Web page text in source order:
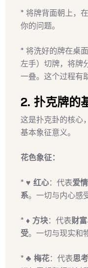
* 将牌背面朝上，
你的问题。
* 将洗好的牌在桌
左手）切牌，将牌
一叠。这个过程有
2. 扑克牌的
这是扑克卦的核心
基本象征意义。
花色象征：
* ♥ 红心：代表爱
系。一切与内心感
* ♦ 方块：代表财
受。一切与现实和
* ♣ 梅花：代表思